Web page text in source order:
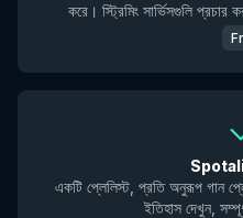
করে। স্ট্রিমিং সার্ভিসগুলি
একটি প্লেলিস্ট, প্রতি অনুরূপ গান
ইতিহাস দেখুন,